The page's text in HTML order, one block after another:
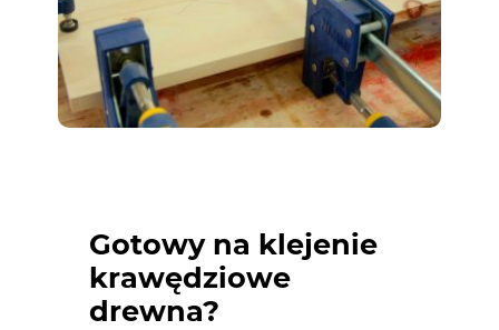
Gotowy na klejenie
krawędziowe
drewna?